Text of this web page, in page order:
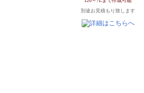
別途お見積もり致します